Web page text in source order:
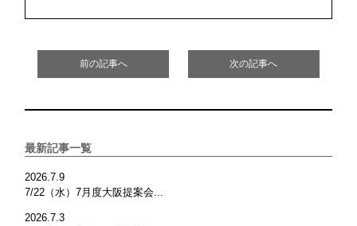
前の記事へ 次の記事へ
最新記事一覧
2026.7.9
7/22（水）7月度大阪提案会...
2026.7.3